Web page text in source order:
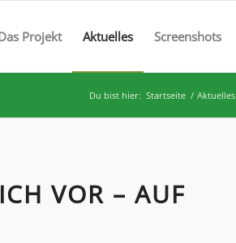
Projekt Aktuelles Screenshots
Du bist hier: Startseite / Aktuelles
VOR – AUF